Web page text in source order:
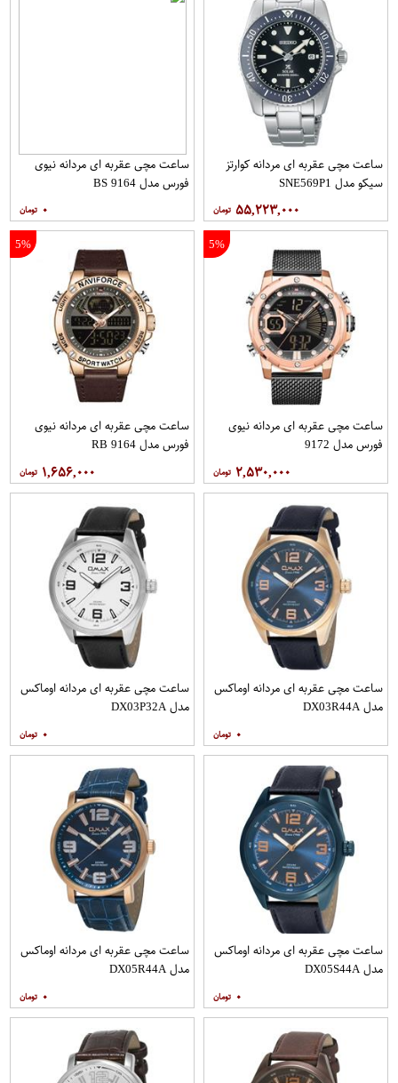
ساعت مچی عقربه ای مردانه کوارتز
سیکو مدل SNE569P1
۵۵,۲۲۳,۰۰۰
ساعت مچی عقربه ای مردانه نیوی
فورس مدل 9164 BS
۰
5%
ساعت مچی عقربه ای مردانه نیوی
فورس مدل 9172
۲,۵۳۰,۰۰۰
5%
ساعت مچی عقربه ای مردانه نیوی
فورس مدل 9164 RB
۱,۶۵۶,۰۰۰
ساعت مچی عقربه ای مردانه اوماکس
مدل DX03R44A
۰
ساعت مچی عقربه ای مردانه اوماکس
مدل DX03P32A
۰
ساعت مچی عقربه ای مردانه اوماکس
مدل DX05S44A
۰
ساعت مچی عقربه ای مردانه اوماکس
مدل DX05R44A
۰